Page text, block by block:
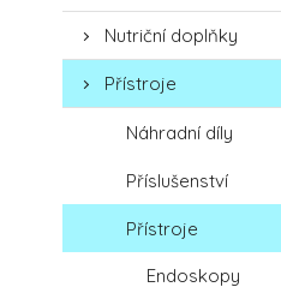
Nutriční doplňky
Přístroje
Náhradní díly
Příslušenství
Přístroje
Endoskopy